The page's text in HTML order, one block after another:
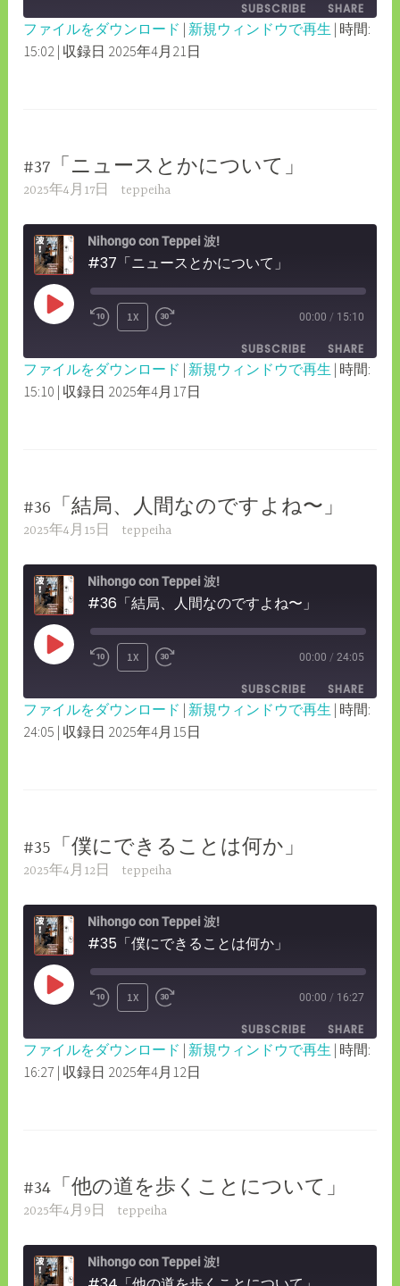
10
SECONDS
FORWARD
30
SUBSCRIBE SHARE
SHARE
ファイルをダウンロード | 新規ウィンドウで再生 | 時間:
15:02 | 収録日 2025年4月21日
#37「ニュースとかについて」
2025年4月17日 teppeiha
Nihongo con Teppei 波!
#37「ニュースとかについて」
PLAY
REWIND
10
SECONDS
1X
FAST
FORWARD
30
00:00 / 15:10
SUBSCRIBE SHARE
SHARE
ファイルをダウンロード | 新規ウィンドウで再生 | 時間:
15:10 | 収録日 2025年4月17日
#36「結局、人間なのですよね〜」
2025年4月15日 teppeiha
Nihongo con Teppei 波!
#36「結局、人間なのですよね〜」
PLAY
REWIND
10
SECONDS
1X
FAST
FORWARD
30
00:00 / 24:05
SUBSCRIBE SHARE
SHARE
ファイルをダウンロード | 新規ウィンドウで再生 | 時間:
24:05 | 収録日 2025年4月15日
#35「僕にできることは何か」
2025年4月12日 teppeiha
Nihongo con Teppei 波!
#35「僕にできることは何か」
PLAY
REWIND
10
SECONDS
1X
FAST
FORWARD
30
00:00 / 16:27
SUBSCRIBE SHARE
SHARE
ファイルをダウンロード | 新規ウィンドウで再生 | 時間:
16:27 | 収録日 2025年4月12日
#34「他の道を歩くことについて」
2025年4月9日 teppeiha
Nihongo con Teppei 波!